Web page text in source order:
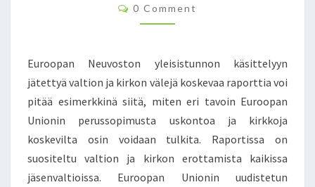
Ä
T
T
Y
R
R
T
C
O
T
S
0 Comment
Euroopan Neuvoston yleisistunnon käsittelyyn
jätettyä valtion ja kirkon välejä koskevaa raporttia voi
pitää esimerkkinä siitä, miten eri tavoin Euroopan
Unionin perussopimusta uskontoa ja kirkkoja
koskevilta osin voidaan tulkita. Raportissa on
suositeltu valtion ja kirkon erottamista kaikissa
jäsenvaltioissa. Euroopan Unionin uudistetun